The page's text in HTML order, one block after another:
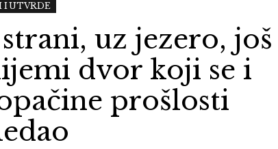
I UTVRDE
uz jezero, još
dvor koji se i
prošlosti